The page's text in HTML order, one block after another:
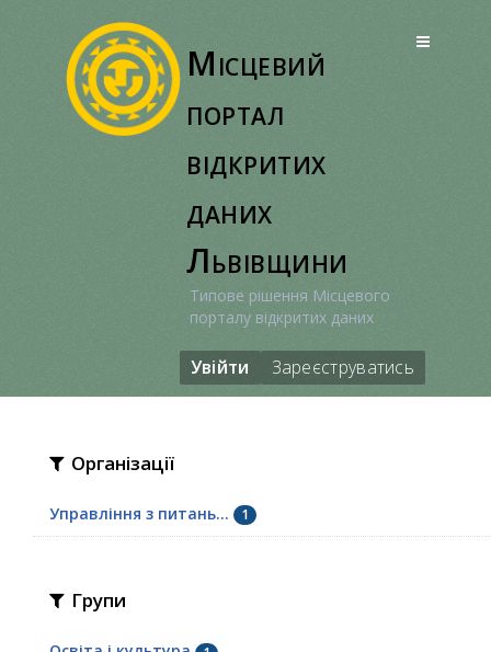
Місцевий
портал
відкритих
даних
Львівщини
Типове рішення Місцевого
порталу відкритих даних
Увійти Зареєструватись
Організації
Управління з питань... 1
Групи